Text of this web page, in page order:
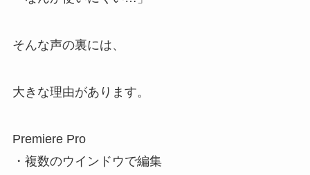
そんな声の裏には、
大きな理由があります。
Premiere Pro
・複数のウインドウで編集